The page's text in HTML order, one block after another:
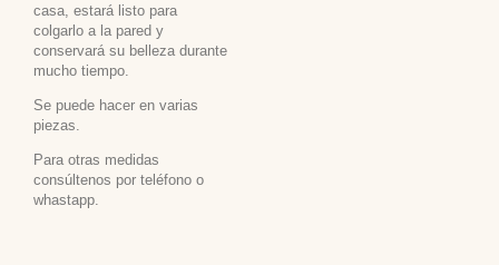
casa, estará listo para
colgarlo a la pared y
conservará su belleza durante
mucho tiempo.
Se puede hacer en varias
piezas.
Para otras medidas
consúltenos por teléfono o
whastapp.